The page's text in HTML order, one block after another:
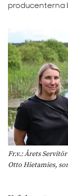
producenterna
Fr.v.: Årets
Otto Hietamies,